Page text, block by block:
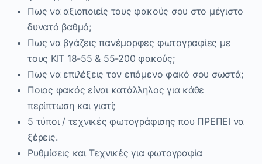
Πως να αξιοποιείς τους φακούς σου στο μέγιστο
δυνατό βαθμό;
Πως να βγάζεις πανέμορφες φωτογραφίες με
τους ΚΙΤ 18-55 & 55-200 φακούς;
Πως να επιλέξεις τον επόμενο φακό σου σωστά;
Ποιος φακός είναι κατάλληλος για κάθε
περίπτωση και γιατί;
5 τύποι / τεχνικές φωτογράφισης που ΠΡΕΠΕΙ να
ξέρεις.
Ρυθμίσεις και Τεχνικές για φωτογραφία